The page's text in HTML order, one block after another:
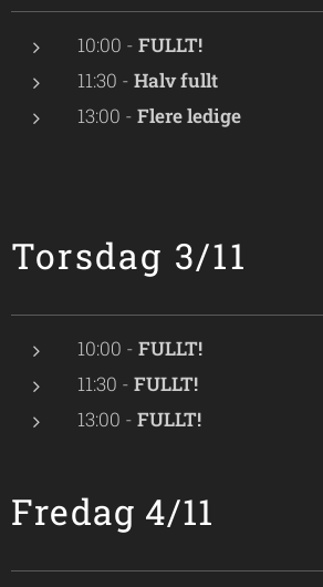
10:00 - FULLT!
11:30 - Halv fullt
13:00 - Flere ledige
Torsdag 3/11
10:00 - FULLT!
11:30 - FULLT!
13:00 - FULLT!
Fredag 4/11